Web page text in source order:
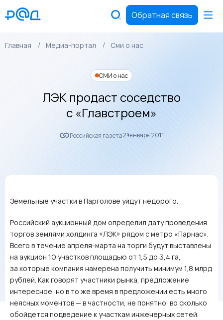
Обратная связь
Главная Медиа-портал Сми о нас
СМИ о нас
ЛЭК продаст соседство
с «Главстроем»
Российская газета21 января 2011
Земельные участки в Парголове уйдут недорого.
Российский аукционный дом определил дату проведения
торгов землями холдинга «ЛЭК» рядом с метро «Парнас».
Всего в течение апреля-марта на торги будут выставлены
на аукцион 10 участков площадью от 1,5 до 3,4 га,
за которые компания намерена получить минимум 1,8 млрд
рублей. Как говорят участники рынка, предложение
интересное, но в то же время в предложении есть много
неясных моментов — в частности, не понятно, во сколько
обойдется подведение к участкам инженерных сетей.